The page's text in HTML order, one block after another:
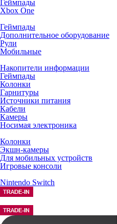
Геймпады
Xbox One
Геймпады
Дополнительное оборудование
Рули
Мобильные
Накопители информации
Геймпады
Колонки
Гарнитуры
Источники питания
Кабели
Камеры
Носимая электроника
Колонки
Экшн-камеры
Для мобильных устройств
Игровые консоли
Nintendo Switch